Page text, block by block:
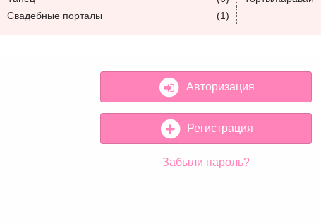
Свадебные порталы
(1)
Авторизация
Регистрация
Забыли пароль?